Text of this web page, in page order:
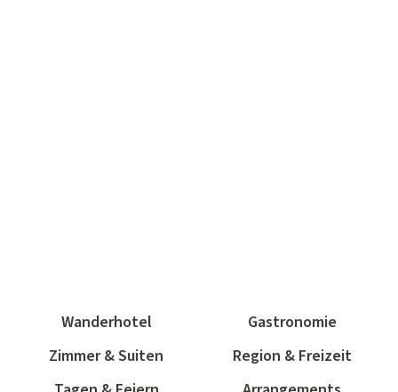
Wanderhotel
Gastronomie
Zimmer & Suiten
Region & Freizeit